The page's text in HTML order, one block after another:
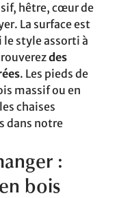
hêtre, cœur de
La surface est
le style assorti à
des
. Les pieds de
massif ou en
chaises
dans notre
:
bois